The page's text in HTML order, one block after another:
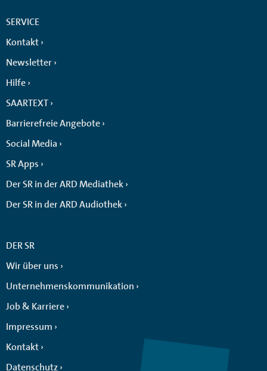
SERVICE
Kontakt
Newsletter
Hilfe
SAARTEXT
Barrierefreie Angebote
Social Media
SR Apps
Der SR in der ARD Mediathek
Der SR in der ARD Audiothek
DER SR
Wir über uns
Unternehmenskommunikation
Job & Karriere
Impressum
Kontakt
Datenschutz